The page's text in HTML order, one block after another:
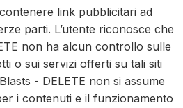
link pubblicitari ad
parti. L’utente riconosce che
non ha alcun controllo sulle
o sui servizi offerti su tali siti
- DELETE non si assume
i contenuti e il funzionamento